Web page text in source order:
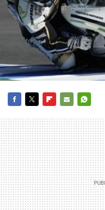
MAIL